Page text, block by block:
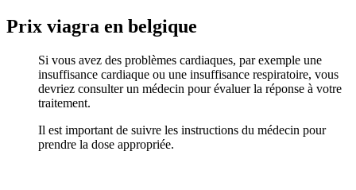
Prix viagra en belgique
Si vous avez des problèmes cardiaques, par exemple une
insuffisance cardiaque ou une insuffisance respiratoire, vous
devriez consulter un médecin pour évaluer la réponse à votre
traitement.
Il est important de suivre les instructions du médecin pour
prendre la dose appropriée.